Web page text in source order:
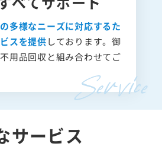
多様なニーズに対応するた
スを提供しております。御
用品回収と組み合わせてご
サービス